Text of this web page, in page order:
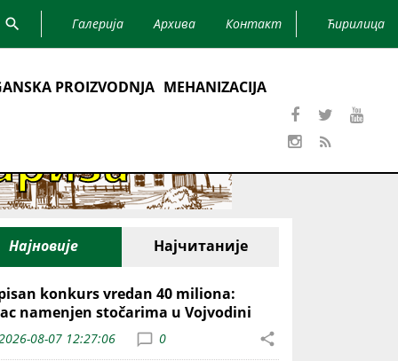
Галерија Архива Контакт Ћирилица
PROIZVODNJA MEHANIZACIJA
Најновије Најчитаније
konkurs vredan 40 miliona:
namenjen stočarima u Vojvodini
08-07 12:27:06 0